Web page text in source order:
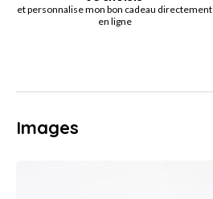
et personnalise mon bon cadeau directement
en ligne
Images